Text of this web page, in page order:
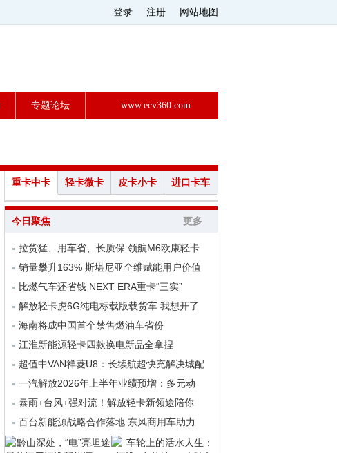
登录 注册 网站地图
专题论坛 www.ecv360.com
重卡中卡 轻卡微卡 皮卡小卡 进口卡车
今日聚焦 更多
拉货猛、用车省、长质保 领航M6欧康轻卡
销量攀升163% 斯堪尼亚全维赋能用户价值
比燃气车还省钱 NEXT ERA重卡“三实”
解放轻卡虎6G纯电标载版载货车 我想开了
海南将成中国首个禁售燃油车省份
江淮新能源轻卡四款换电新品全拿捏
超值中VAN祥菱U8：长续航超快充解决城配
一汽解放2026年上半年业绩预增：多元动
暴雨+台风+强对流！解放轻卡新领途陪你
百台新能源战略合作落地 东风商用车助力